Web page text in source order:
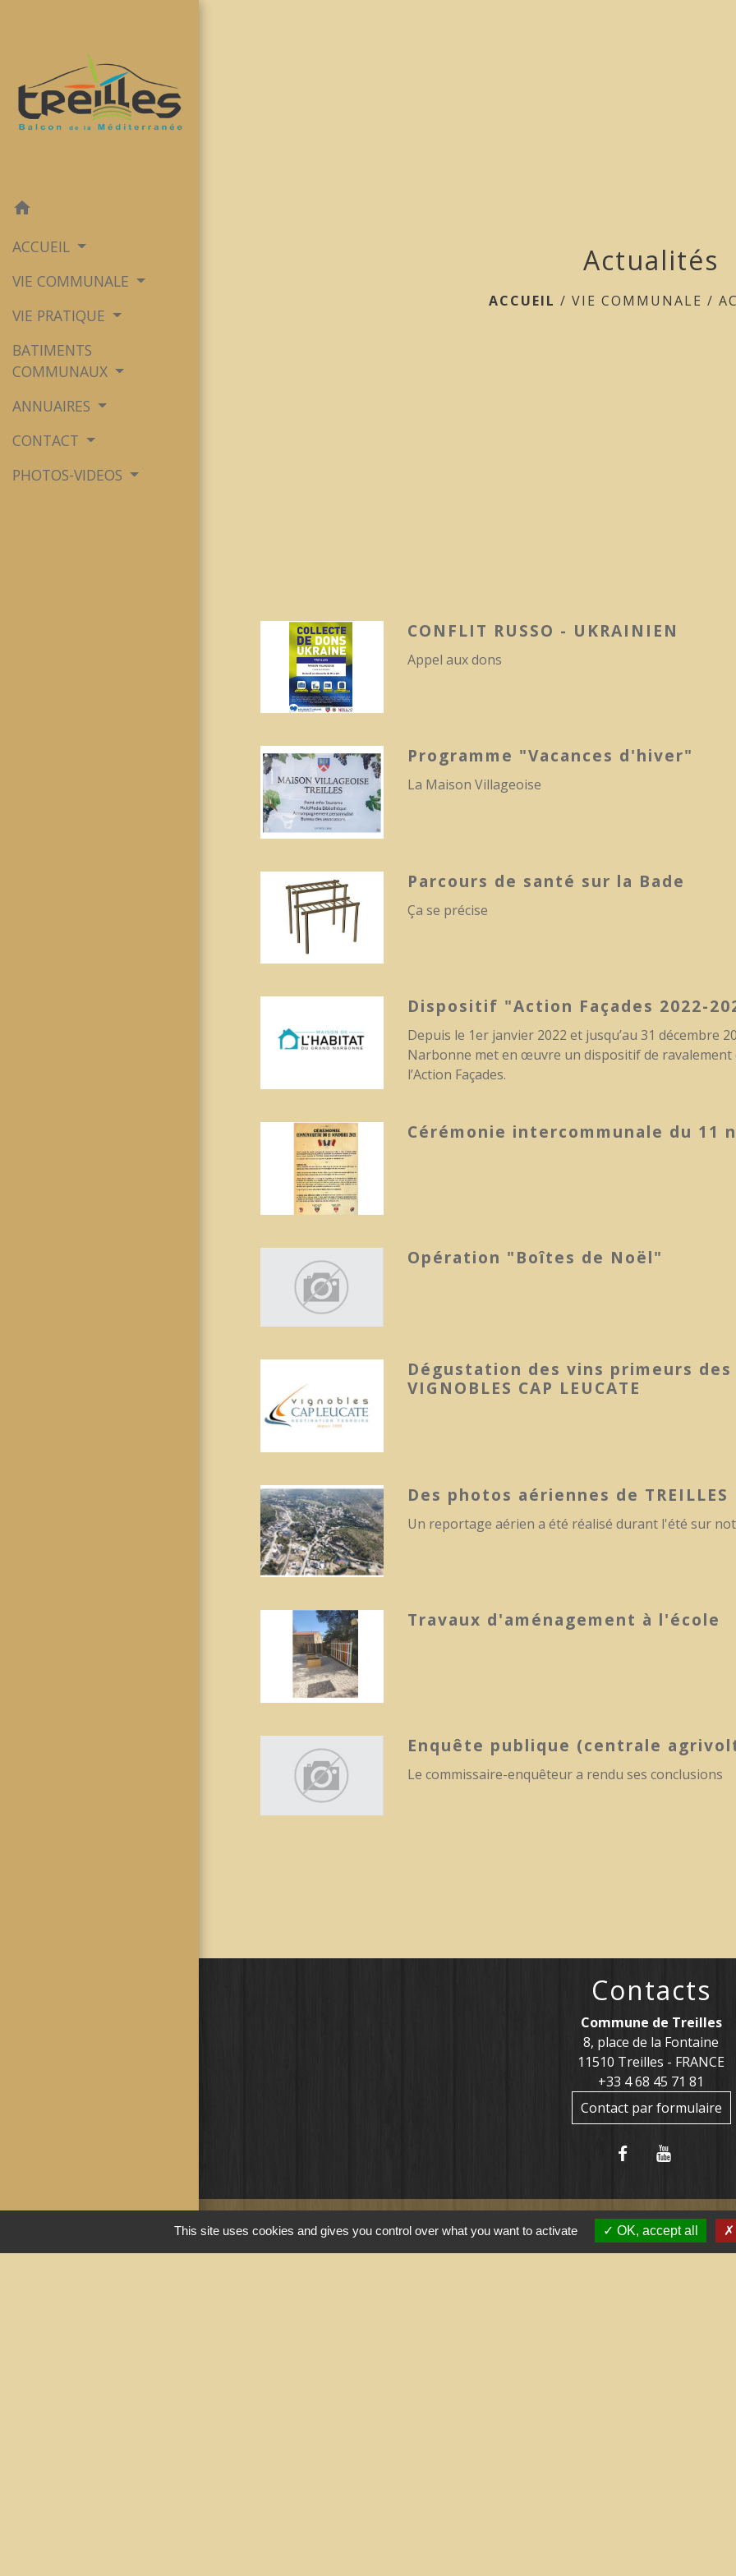
home
ACCUEIL
VIE COMMUNALE
VIE PRATIQUE
BATIMENTS
COMMUNAUX
ANNUAIRES
CONTACT
PHOTOS-VIDEOS
Actualités
ACCUEIL / VIE COMMUNALE /
CONFLIT RUSSO - UKRAINIEN
Appel aux dons
Programme "Vacances d'hiver"
La Maison Villageoise
Parcours de santé sur la Bade
Ça se précise
Dispositif "Action Façades 2022-
Depuis le 1er janvier 2022 et jusqu’au 31 décembre
Narbonne met en œuvre un dispositif de ravalement
l’Action Façades.
Cérémonie intercommunale du 11
Opération "Boîtes de Noël"
Dégustation des vins primeurs des
VIGNOBLES CAP LEUCATE
Des photos aériennes de TREILLES
Un reportage aérien a été réalisé durant l'été sur
Travaux d'aménagement à l'école
Enquête publique (centrale
Le commissaire-enquêteur a rendu ses conclusions
Contacts
Commune de Treilles
8, place de la Fontaine
11510 Treilles - FRANCE
+33 4 68 45 71 81
Contact par formulaire
Liens utiles
This site uses cookies and gives you control over what you want to activate OK, accept all